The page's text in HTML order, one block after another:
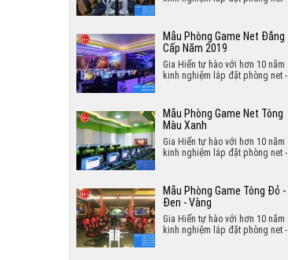
Hưng Yên
Vĩnh Phúc
Hải Phòng
Lào Cai
Bắc Kạn
Tuyên Quang
Yên Bái
game sang trọng và đẳng cấp
năm 2019.
Mẫu Phòng Game Net Đẳng
Cấp Năm 2019
Gia Hiến tự hào với hơn 10 năm
kinh nghiệm lắp đặt phòng net -
game sang trọng và đẳng cấp
năm 2019.
Mẫu Phòng Game Net Tông
Màu Xanh
Gia Hiến tự hào với hơn 10 năm
kinh nghiệm lắp đặt phòng net -
game tông màu xanh sang trọng
và đẳng cấp.
Mẫu Phòng Game Tông Đỏ -
Đen - Vàng
Gia Hiến tự hào với hơn 10 năm
kinh nghiệm lắp đặt phòng net -